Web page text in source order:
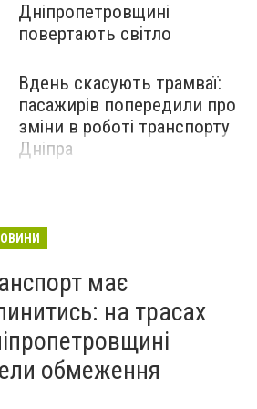
Дніпропетровщині
повертають світло
Вдень скасують трамваї:
пасажирів попередили про
зміни в роботі транспорту
Дніпра
має
на трасах
обмеження